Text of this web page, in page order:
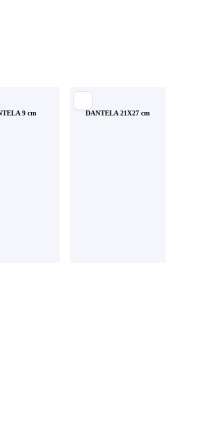
9 cm DANTELA 21X27 cm